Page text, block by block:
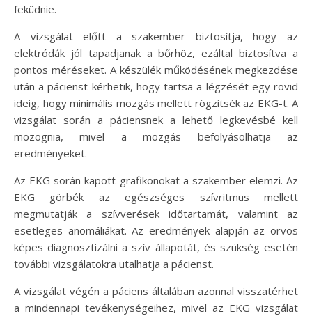
feküdnie.
A vizsgálat előtt a szakember biztosítja, hogy az
elektródák jól tapadjanak a bőrhöz, ezáltal biztosítva a
pontos méréseket. A készülék működésének megkezdése
után a pácienst kérhetik, hogy tartsa a légzését egy rövid
ideig, hogy minimális mozgás mellett rögzítsék az EKG-t. A
vizsgálat során a páciensnek a lehető legkevésbé kell
mozognia, mivel a mozgás befolyásolhatja az
eredményeket.
Az EKG során kapott grafikonokat a szakember elemzi. Az
EKG görbék az egészséges szívritmus mellett
megmutatják a szívverések időtartamát, valamint az
esetleges anomáliákat. Az eredmények alapján az orvos
képes diagnosztizálni a szív állapotát, és szükség esetén
további vizsgálatokra utalhatja a pácienst.
A vizsgálat végén a páciens általában azonnal visszatérhet
a mindennapi tevékenységeihez, mivel az EKG vizsgálat